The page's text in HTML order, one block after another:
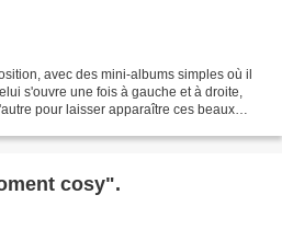
avec des mini-albums simples où il
s'ouvre une fois à gauche et à droite,
pour laisser apparaître ces beaux
cosy".